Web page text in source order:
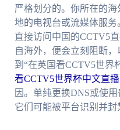
严格划分的。你所在的
地的电视台或流媒体服
直接访问中国的CCTV5
自海外，便会立刻阻断
到“在英国看CCTV5世界
看CCTV5世界杯中文直
因。单纯更换DNS或使
它们可能被平台识别并封